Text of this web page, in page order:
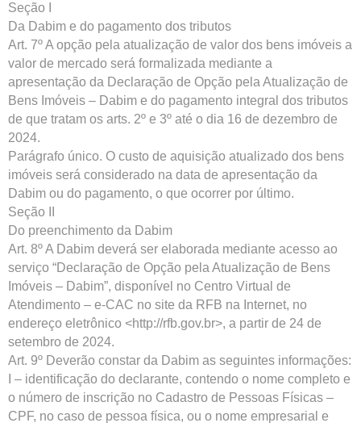
Seção I
Da Dabim e do pagamento dos tributos
Art. 7º A opção pela atualização de valor dos bens imóveis a
valor de mercado será formalizada mediante a
apresentação da Declaração de Opção pela Atualização de
Bens Imóveis – Dabim e do pagamento integral dos tributos
de que tratam os arts. 2º e 3º até o dia 16 de dezembro de
2024.
Parágrafo único. O custo de aquisição atualizado dos bens
imóveis será considerado na data de apresentação da
Dabim ou do pagamento, o que ocorrer por último.
Seção II
Do preenchimento da Dabim
Art. 8º A Dabim deverá ser elaborada mediante acesso ao
serviço “Declaração de Opção pela Atualização de Bens
Imóveis – Dabim”, disponível no Centro Virtual de
Atendimento – e-CAC no site da RFB na Internet, no
endereço eletrônico <http://rfb.gov.br>, a partir de 24 de
setembro de 2024.
Art. 9º Deverão constar da Dabim as seguintes informações:
I – identificação do declarante, contendo o nome completo e
o número de inscrição no Cadastro de Pessoas Físicas –
CPF, no caso de pessoa física, ou o nome empresarial e